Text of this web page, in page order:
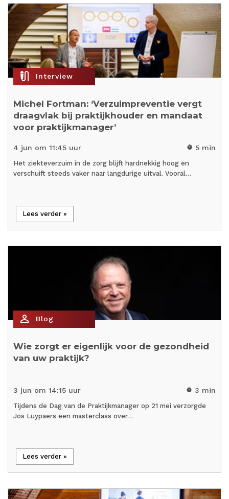
mic_external_on Interview
Michel Fortman: ‘Verzuimpreventie vergt
draagvlak bij praktijkhouder en mandaat
voor praktijkmanager’
4 jun om 11:45 uur timer 5 min
Het ziekteverzuim in de zorg blijft hardnekkig hoog en
verschuift steeds vaker naar langdurige uitval. Vooral…
Lees verder »
person_outline Blog
Wie zorgt er eigenlijk voor de gezondheid
van uw praktijk?
3 jun om 14:15 uur timer 3 min
Tijdens de Dag van de Praktijkmanager op 21 mei verzorgde
Jos Luypaers een masterclass over…
Lees verder »